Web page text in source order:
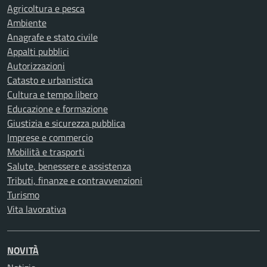
Agricoltura e pesca
Ambiente
Anagrafe e stato civile
Appalti pubblici
Autorizzazioni
Catasto e urbanistica
Cultura e tempo libero
Educazione e formazione
Giustizia e sicurezza pubblica
Imprese e commercio
Mobilità e trasporti
Salute, benessere e assistenza
Tributi, finanze e contravvenzioni
Turismo
Vita lavorativa
NOVITÀ